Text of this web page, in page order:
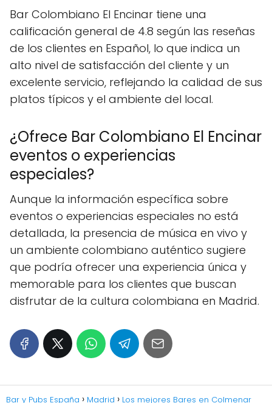
Bar Colombiano El Encinar tiene una
calificación general de 4.8 según las reseñas
de los clientes en Español, lo que indica un
alto nivel de satisfacción del cliente y un
excelente servicio, reflejando la calidad de sus
platos típicos y el ambiente del local.
¿Ofrece Bar Colombiano El Encinar
eventos o experiencias
especiales?
Aunque la información específica sobre
eventos o experiencias especiales no está
detallada, la presencia de música en vivo y
un ambiente colombiano auténtico sugiere
que podría ofrecer una experiencia única y
memorable para los clientes que buscan
disfrutar de la cultura colombiana en Madrid.
Bar y Pubs España Madrid Los mejores Bares en Colmenar